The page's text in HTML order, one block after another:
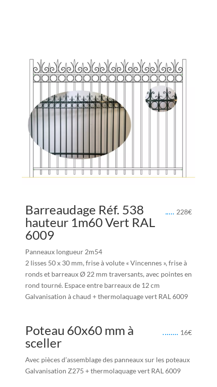
Barreaudage Réf. 538
hauteur 1m60 Vert RAL
6009
228€
Panneaux longueur 2m54
2 lisses 50 x 30 mm, frise à volute « Vincennes », frise à
ronds et barreaux Ø 22 mm traversants, avec pointes en
rond tourné. Espace entre barreaux de 12 cm
Galvanisation à chaud + thermolaquage vert RAL 6009
Poteau 60x60 mm à
sceller
16€
Avec pièces d’assemblage des panneaux sur les poteaux
Galvanisation Z275 + thermolaquage vert RAL 6009